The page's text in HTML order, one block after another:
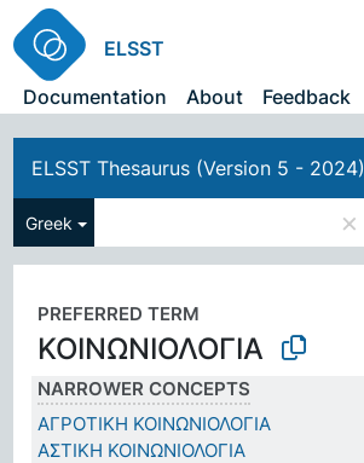
ELSST
Documentation
About Feedback
ELSST Thesaurus (Version 5 - 2024)
Greek ×
PREFERRED TERM
ΚΟΙΝΩΝΙΟΛΟΓΙΑ
NARROWER CONCEPTS
ΑΓΡΟΤΙΚΗ ΚΟΙΝΩΝΙΟΛΟΓΙΑ
ΑΣΤΙΚΗ ΚΟΙΝΩΝΙΟΛΟΓΙΑ